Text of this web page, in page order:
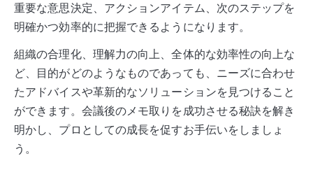
重要な意思決定、アクションアイテム、次のステップを
明確かつ効率的に把握できるようになります。
組織の合理化、理解力の向上、全体的な効率性の向上な
ど、目的がどのようなものであっても、ニーズに合わせ
たアドバイスや革新的なソリューションを見つけること
ができます。会議後のメモ取りを成功させる秘訣を解き
明かし、プロとしての成長を促すお手伝いをしましょ
う。